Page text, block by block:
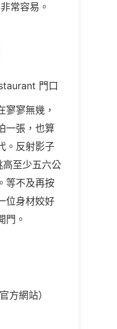
常容易。
門口
寥寥無幾，
一張，也算
。反射影子
高至少五六公
等不及再按
位身材姣好
門。
官方網站）